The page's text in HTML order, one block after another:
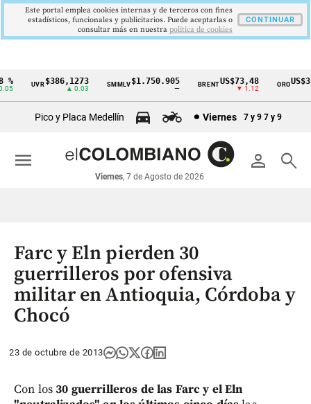
Cintillo
económicos
Colombia
UVR$386,1273
▲ 0.03
SMMLV $1.750.905 BRENTUS$73,48
▼ 1.12
ORO
Pico y Placa Medellín Viernes 7 y 9 7 y 9
person search
Viernes, 7 de Agosto de 2026
menu
Farc y Eln pierden 30
guerrilleros por ofensiva
militar en Antioquia, Córdoba y
Chocó
23 de octubre de 2013
Con los30 guerrilleros de las Farc y el Eln
Este portal emplea cookies internas y de terceros con fines
estadísticos, funcionales y publicitarios. Puede aceptarlas o
consultar más en nuestra politica de cookies
CONTINUAR